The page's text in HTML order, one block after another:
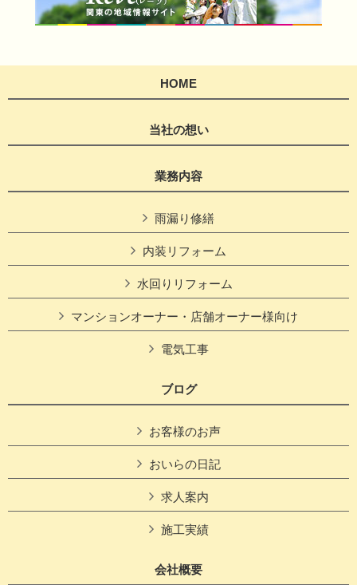
HOME
当社の想い
業務内容
雨漏り修繕
内装リフォーム
水回りリフォーム
マンションオーナー・店舗オーナー様向け
電気工事
ブログ
お客様のお声
おいらの日記
求人案内
施工実績
会社概要